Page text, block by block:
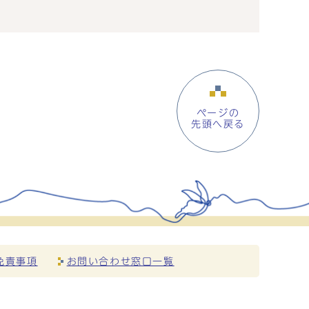
ページの
先頭へ戻る
責事項 お問い合わせ窓口一覧